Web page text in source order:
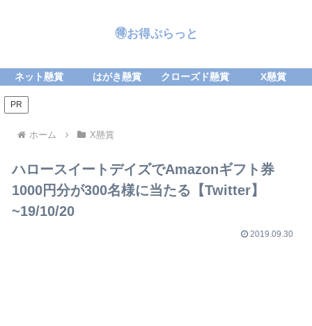
🉐お得ぷらっと
ネット懸賞 はがき懸賞 クローズド懸賞 X懸賞
PR
ホーム X懸賞
ハロースイートデイズでAmazonギフト券
1000円分が300名様に当たる【Twitter】
~19/10/20
2019.09.30